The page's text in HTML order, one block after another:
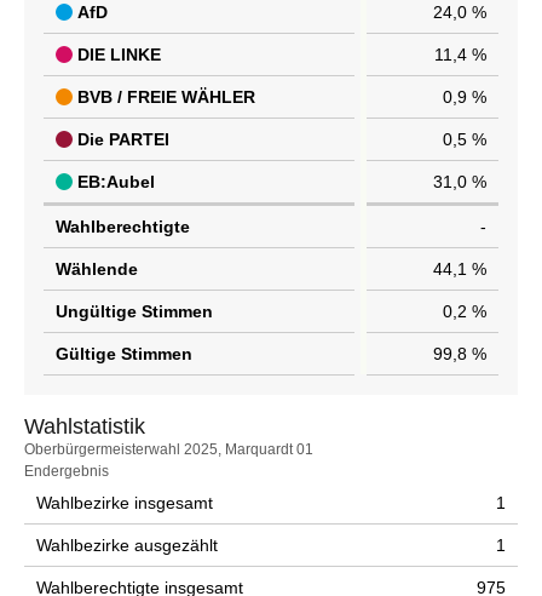
AfD 24,0 %
DIE LINKE 11,4 %
BVB / FREIE WÄHLER 0,9 %
Die PARTEI 0,5 %
EB:Aubel 31,0 %
Wahlberechtigte -
Wählende 44,1 %
Ungültige Stimmen 0,2 %
Gültige Stimmen 99,8 %
Wahlstatistik
Wahlstatistik
Oberbürgermeisterwahl 2025, Marquardt 01
Endergebnis
Wahlbezirke insgesamt 1
Wahlbezirke ausgezählt 1
Wahlberechtigte insgesamt 975